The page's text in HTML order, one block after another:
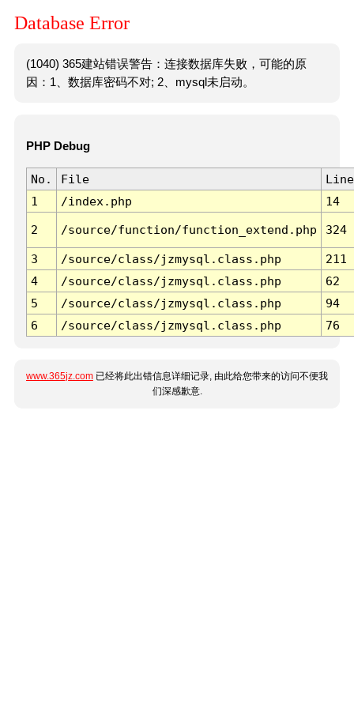
Database Error
(1040) 365建站错误警告：连接数据库失败，可能的原
因：1、数据库密码不对; 2、mysql未启动。
PHP Debug
No. File
Line
1
/index.php 14
2 /source/function/function_extend.php 324
3 /source/class/jzmysql.class.php
211
4
/source/class/jzmysql.class.php
62
5
/source/class/jzmysql.class.php
94
6
/source/class/jzmysql.class.php 76
www.365jz.com 已经将此出错信息详细记录, 由此给您带来的访问不便我
们深感歉意.